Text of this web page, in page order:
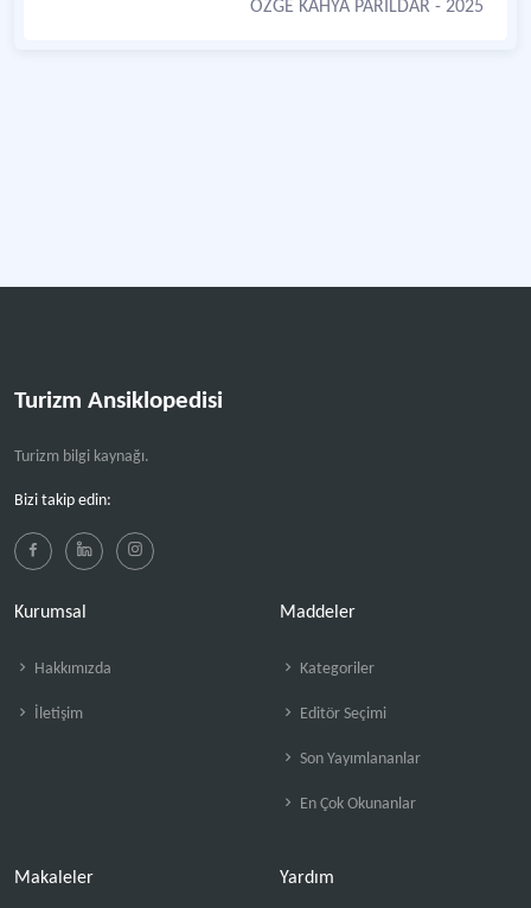
ÖZGE KAHYA PARILDAR - 2025
Turizm Ansiklopedisi
Turizm bilgi kaynağı.
Bizi takip edin:
Kurumsal
Hakkımızda
İletişim
Maddeler
Kategoriler
Editör Seçimi
Son Yayımlananlar
En Çok Okunanlar
Makaleler Yardım